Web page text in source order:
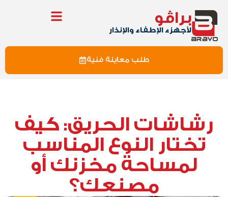
براڤو
لأجهزء الإطفاء والإنذار
طلب معاينة فنية
رشاشات الحريق: كيف
تختار النوع المناسب
لمساحة مخزنك أو
مصنعك؟